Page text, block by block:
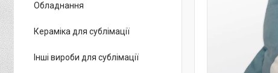
Обладнання
Кераміка для сублімації
Інші вироби для сублімації